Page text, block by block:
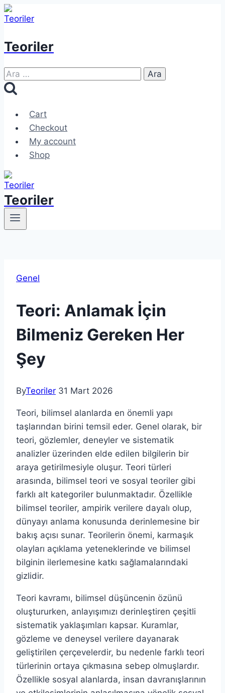
Skip
to
Teoriler
Arama:
Cart
Checkout
My account
Shop
Teoriler
Genel
Teori: Anlamak İçin
Bilmeniz Gereken Her
Şey
ByTeoriler 31 Mart 2026
Teori, bilimsel alanlarda en önemli yapı
taşlarından birini temsil eder. Genel olarak, bir
teori, gözlemler, deneyler ve sistematik
analizler üzerinden elde edilen bilgilerin bir
araya getirilmesiyle oluşur. Teori türleri
arasında, bilimsel teori ve sosyal teoriler gibi
farklı alt kategoriler bulunmaktadır. Özellikle
bilimsel teoriler, ampirik verilere dayalı olup,
dünyayı anlama konusunda derinlemesine bir
bakış açısı sunar. Teorilerin önemi, karmaşık
olayları açıklama yeteneklerinde ve bilimsel
bilginin ilerlemesine katkı sağlamalarındaki
gizlidir.
Teori kavramı, bilimsel düşüncenin özünü
oluştururken, anlayışımızı derinleştiren çeşitli
sistematik yaklaşımları kapsar. Kuramlar,
gözleme ve deneysel verilere dayanarak
geliştirilen çerçevelerdir, bu nedenle farklı teori
türlerinin ortaya çıkmasına sebep olmuşlardır.
Özellikle sosyal alanlarda, insan davranışlarının